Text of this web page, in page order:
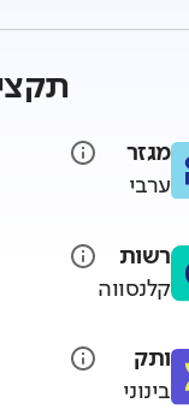
מגזר
ערבי
רשות
קלנסווה
ותק
בינוני